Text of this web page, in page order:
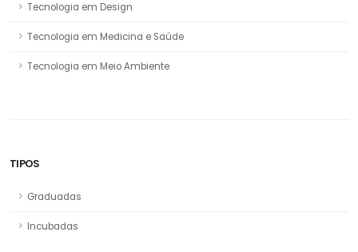
Tecnologia em Design
Tecnologia em Medicina e Saúde
Tecnologia em Meio Ambiente
TIPOS
Graduadas
Incubadas